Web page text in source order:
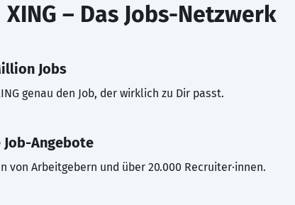
XING – Das Jobs-Netzwerk
Jobs
genau den Job, der wirklich zu Dir passt.
Angebote
von Arbeitgebern und über 20.000 Recruiter·innen.